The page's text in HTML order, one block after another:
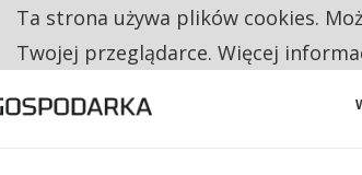
RESTRYKCJE CHIN UDERZAJĄ W EUROPEJSKI
CO TRZECIĄ ZŁOTÓWKĘ Z EMERYTURY
Ta strona używa plików cookies.
Twojej przeglądarce. Więcej